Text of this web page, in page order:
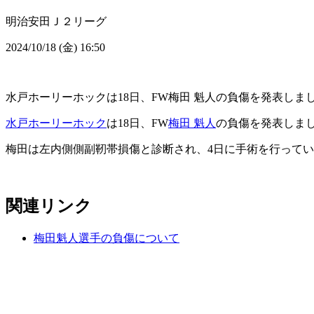
明治安田Ｊ２リーグ
2024/10/18 (金) 16:50
水戸ホーリーホックは18日、FW梅田 魁人の負傷を発表しま
水戸ホーリーホックは18日、FW梅田 魁人 の負傷を発表しま
梅田は左内側側副靭帯損傷と診断され、4日に手術を行ってい
関連リンク
梅田魁人選手の負傷について